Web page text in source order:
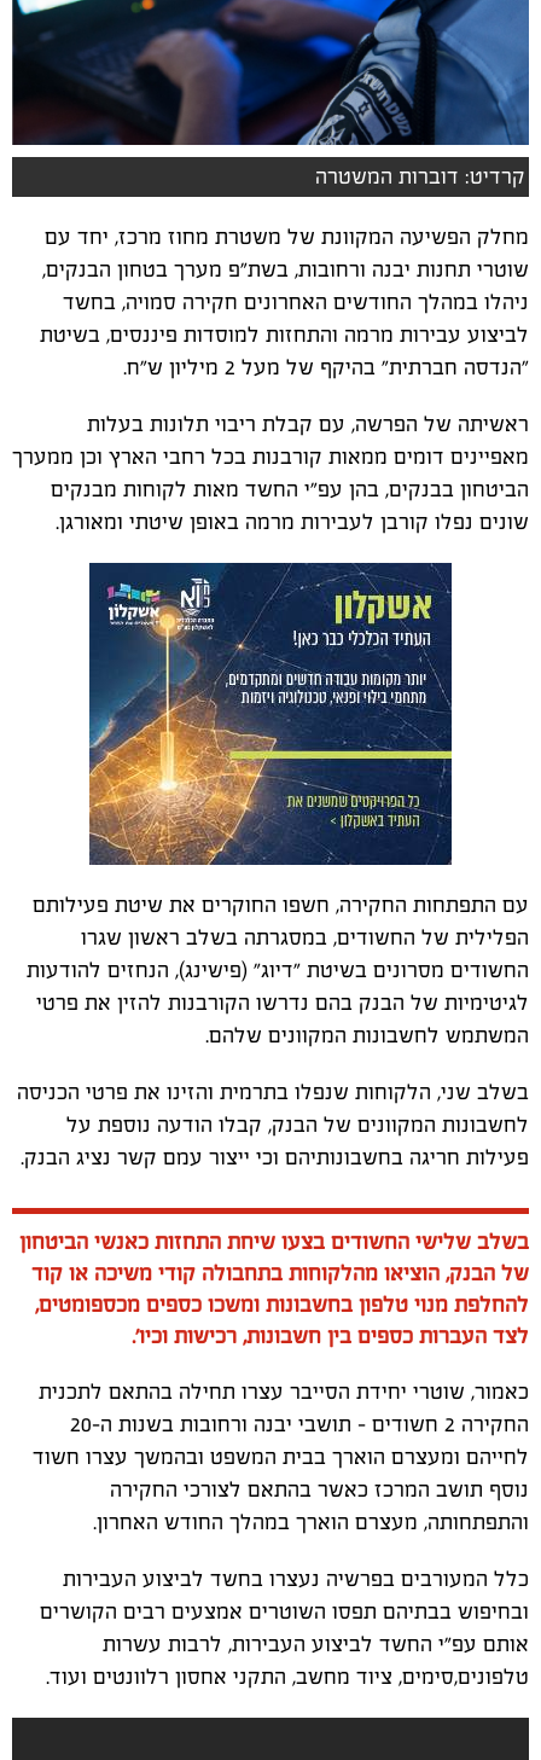
קרדיט: דוברות המשטרה
מחלק הפשיעה המקוונת של משטרת מחוז מרכז, יחד עם
שוטרי תחנות יבנה ורחובות, בשת"פ מערך בטחון הבנקים,
ניהלו במהלך החודשים האחרונים חקירה סמויה, בחשד
לביצוע עבירות מרמה והתחזות למוסדות פיננסים, בשיטת
"הנדסה חברתית" בהיקף של מעל 2 מיליון ש"ח.
ראשיתה של הפרשה, עם קבלת ריבוי תלונות בעלות
מאפיינים דומים ממאות קורבנות בכל רחבי הארץ וכן ממערך
הביטחון בבנקים, בהן עפ"י החשד מאות לקוחות מבנקים
שונים נפלו קורבן לעבירות מרמה באופן שיטתי ומאורגן.
עם התפתחות החקירה, חשפו החוקרים את שיטת פעילותם
הפלילית של החשודים, במסגרתה בשלב ראשון שגרו
החשודים מסרונים בשיטת "דיוג" (פישינג), הנחזים להודעות
לגיטימיות של הבנק בהם נדרשו הקורבנות להזין את פרטי
המשתמש לחשבונות המקוונים שלהם.
בשלב שני, הלקוחות שנפלו בתרמית והזינו את פרטי הכניסה
לחשבונות המקוונים של הבנק, קבלו הודעה נוספת על
פעילות חריגה בחשבונותיהם וכי ייצור עמם קשר נציג הבנק.
בשלב שלישי החשודים בצעו שיחת התחזות כאנשי הביטחון
של הבנק, הוציאו מהלקוחות בתחבולה קודי משיכה או קוד
להחלפת מנוי טלפון בחשבונות ומשכו כספים מכספומטים,
לצד העברות כספים בין חשבונות, רכישות וכיו'.
כאמור, שוטרי יחידת הסייבר עצרו תחילה בהתאם לתכנית
החקירה 2 חשודים - תושבי יבנה ורחובות בשנות ה-20
לחייהם ומעצרם הוארך בבית המשפט ובהמשך עצרו חשוד
נוסף תושב המרכז כאשר בהתאם לצורכי החקירה
והתפתחותה, מעצרם הוארך במהלך החודש האחרון.
כלל המעורבים בפרשיה נעצרו בחשד לביצוע העבירות
ובחיפוש בבתיהם תפסו השוטרים אמצעים רבים הקושרים
אותם עפ"י החשד לביצוע העבירות, לרבות עשרות
טלפונים,סימים, ציוד מחשב, התקני אחסון רלוונטים ועוד.